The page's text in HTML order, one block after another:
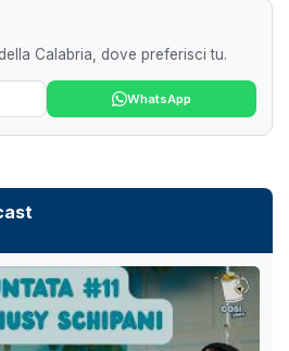
Calabria, dove preferisci tu.
WhatsApp